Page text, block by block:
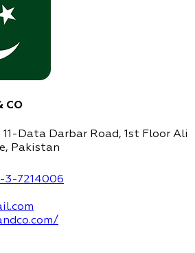
CO
11-Data Darbar Road, 1st Floor Ali
Pakistan
3-7214006